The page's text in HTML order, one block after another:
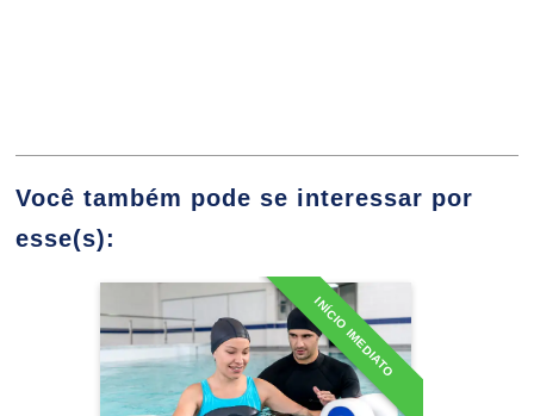
Prevenção dos Agravos Relacionados
à Saúde da Mulher
10h
Você também pode se interessar por
esse(s):
INÍCIO IMEDIATO
Especialização em
Fisioterapia Aquática e
Recursos Manuais
Detalhes do curso